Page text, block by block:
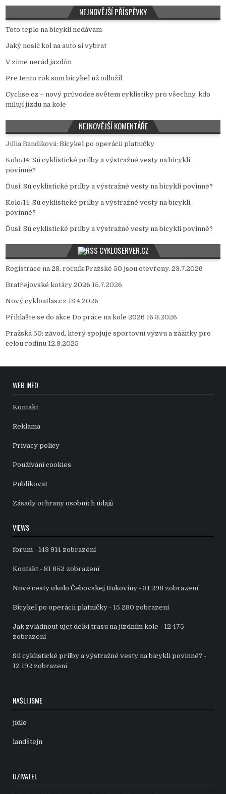
NEJNOVĚJŠÍ PŘÍSPĚVKY
Toto teplo na bicykli nedávam
Jaký nosič kol na auto si vybrat
V zime nerád jazdím
Pre tento rok som bicykel už odložil
Cyclise.cz – nový průvodce světem cyklistiky pro všechny, kdo
milují jízdu na kole
NEJNOVĚJŠÍ KOMENTÁŘE
Júlia Bandiková:Bicykel po operácii platničky
Kolo/14:Sú cyklistické prilby a výstražné vesty na bicykli
povinné?
Ďusi:Sú cyklistické prilby a výstražné vesty na bicykli povinné?
Kolo/14:Sú cyklistické prilby a výstražné vesty na bicykli
povinné?
Ďusi:Sú cyklistické prilby a výstražné vesty na bicykli povinné?
CYKLOSERVER.CZ
Registrace na 28. ročník Pražské 50 jsou otevřeny. 23.7.2026
Bratřejovské kotáry 2026 15.7.2026
Nový cykloatlas.cz 18.4.2026
Přihlašte se do akce Do práce na kole 2026 16.3.2026
Pražská 50: závod, který spojuje sportovní výzvu a zážitky pro
celou rodinu 12.9.2025
WEB INFO
Kontakt
Reklama
Privacy policy
Používání cookies
Publikovat
Zásady ochrany osobních údajů
VIEWS
forum - 143 914 zobrazení
Kontakt - 81 852 zobrazení
Nové cesty okolo Čebovskej Bukoviny - 31 298 zobrazení
Bicykel po operácii platničky - 15 280 zobrazení
Jak zvládnout ujet delší trasu na jízdním kole - 12 475
zobrazení
Sú cyklistické prilby a výstražné vesty na bicykli povinné? -
12 192 zobrazení
NAŠLI JSME
jídlo
landštejn
UZIVATEL